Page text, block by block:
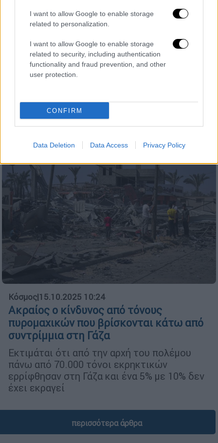
I want to allow Google to enable storage
related to personalization.
I want to allow Google to enable storage
related to security, including authentication
functionality and fraud prevention, and other
user protection.
CONFIRM
Data Deletion Data Access Privacy Policy
Το πρώτο τρίμηνο τα Eurofighters από
το Κατάρ στην Τουρκία: Στόχος η
εξισορρόπηση στο Αιγαίο το
Η συμφωνία δεν αφορά μόνο αεροσκάφη,
αλλά και προμήθεια πυρομαχικών
Κόσμος|15.10.2025 10:24
Ακραίος ο κίνδυνος από τόνους
πυρομαχικών που βρίσκονται κάτω από
συντρίμμια στη Γάζα
Εκτιμάται ότι από την αρχή του πολέμου
πάνω από 70.000 τόνοι εκρηκτικών
ερρίφθησαν στη Γάζα και ένα 5% με 10% δεν
έχει εκραγεί
περισσότερα άρθρα